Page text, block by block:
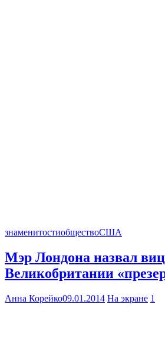
знаменитостиобществоСША
Мэр Лондона назвал
Великобритании
Анна Корейко09.01.2014 На экране 1